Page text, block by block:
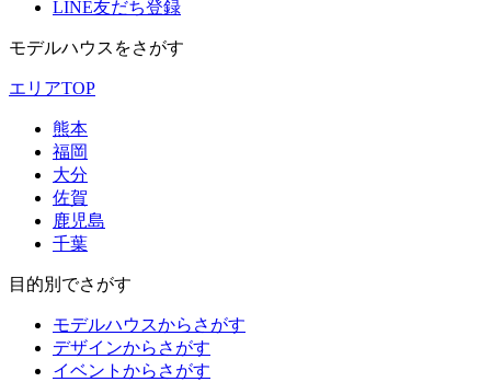
LINE友だち登録
モデルハウスをさがす
エリアTOP
熊本
福岡
大分
佐賀
鹿児島
千葉
目的別でさがす
モデルハウスからさがす
デザインからさがす
イベントからさがす